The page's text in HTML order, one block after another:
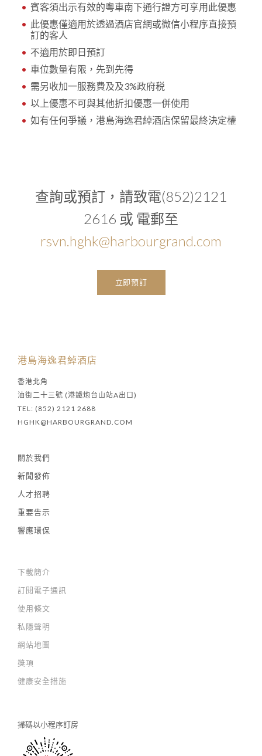
賓客須出示有效的粵車南下通行證方可享用此優惠
此優惠僅適用於透過酒店官網或微信小程序直接預
訂的客人
不適用於即日預訂
車位數量有限，先到先得
需另收加一服務費及及3%政府税
以上優惠不可與其他折扣優惠一併使用
如有任何爭議，港島海逸君綽酒店保留最終決定權
查詢或預訂，請致電(852)2121
2616 或 電郵至
rsvn.hghk@harbourgrand.com
立即預訂
港島海逸君綽酒店
香港北角
油街二十三號 (港鐵炮台山站A出口)
TEL: (852) 2121 2688
HGHK@HARBOURGRAND.COM
關於我們
新聞發佈
人才招聘
重要告示
響應環保
下載簡介
訂閱電子通訊
使用條文
私隱聲明
網站地圖
獎項
健康安全措施
掃碼以小程序訂房